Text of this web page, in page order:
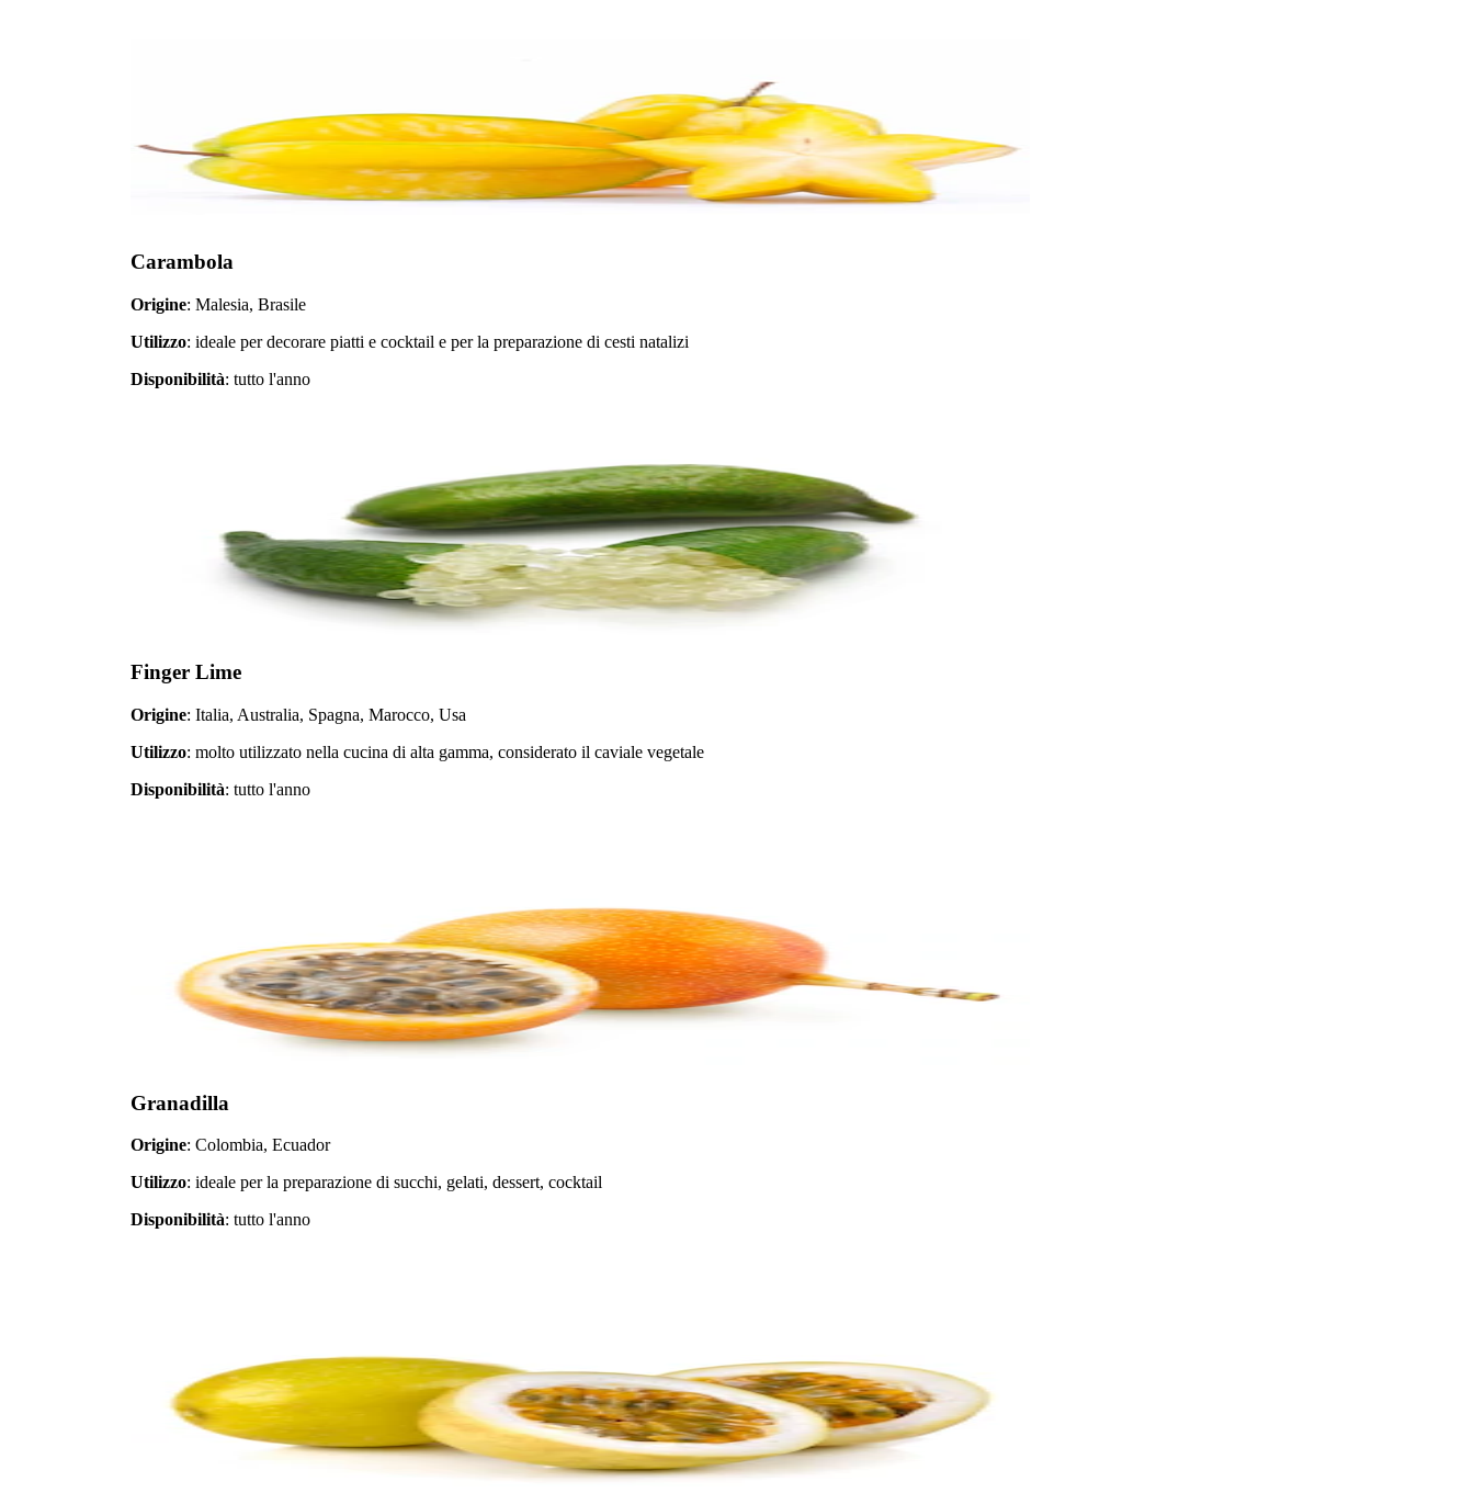
Carambola
Origine: Malesia, Brasile
Utilizzo: ideale per decorare piatti e cocktail e per la preparazione di cesti natalizi
Disponibilità: tutto l'anno
Finger Lime
Origine: Italia, Australia, Spagna, Marocco, Usa
Utilizzo: molto utilizzato nella cucina di alta gamma, considerato il caviale vegetale
Disponibilità: tutto l'anno
Granadilla
Origine: Colombia, Ecuador
Utilizzo: ideale per la preparazione di succhi, gelati, dessert, cocktail
Disponibilità: tutto l'anno